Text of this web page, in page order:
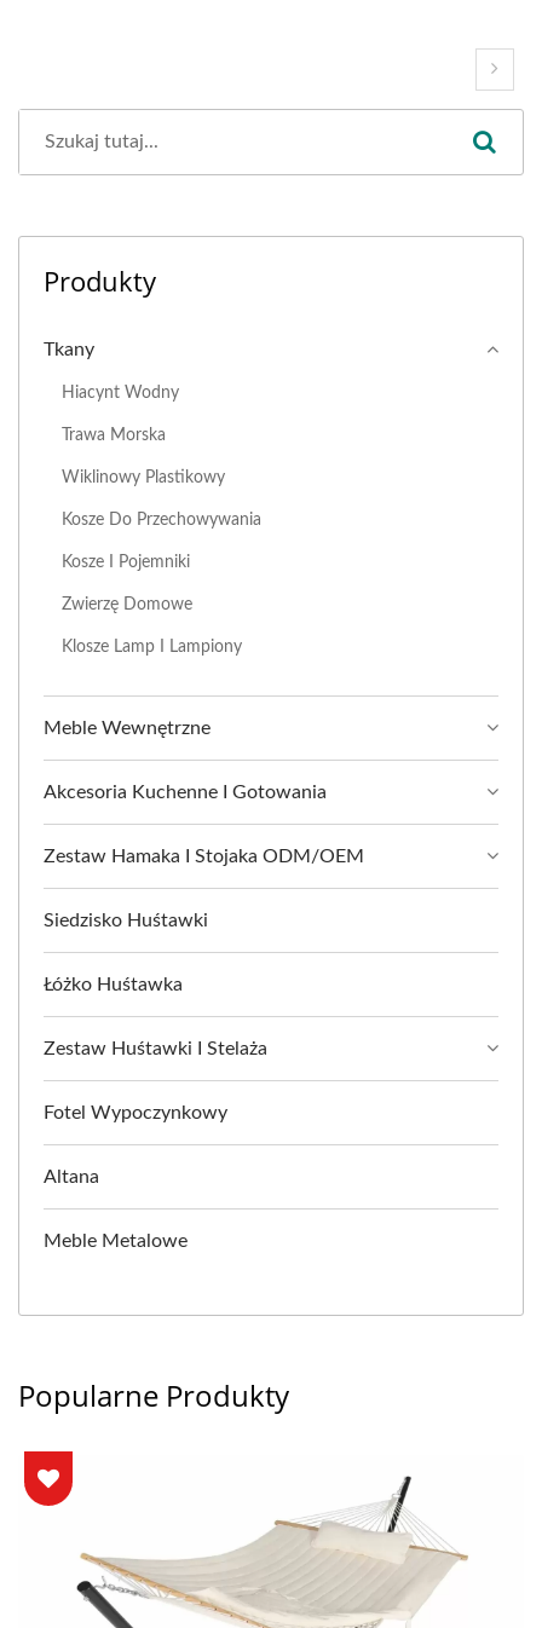
Produkty
Tkany
Hiacynt Wodny
Trawa Morska
Wiklinowy Plastikowy
Kosze Do Przechowywania
Kosze I Pojemniki
Zwierzę Domowe
Klosze Lamp I Lampiony
Meble Wewnętrzne
Akcesoria Kuchenne I Gotowania
Zestaw Hamaka I Stojaka ODM/OEM
Siedzisko Huśtawki
Łóżko Huśtawka
Zestaw Huśtawki I Stelaża
Fotel Wypoczynkowy
Altana
Meble Metalowe
Popularne Produkty